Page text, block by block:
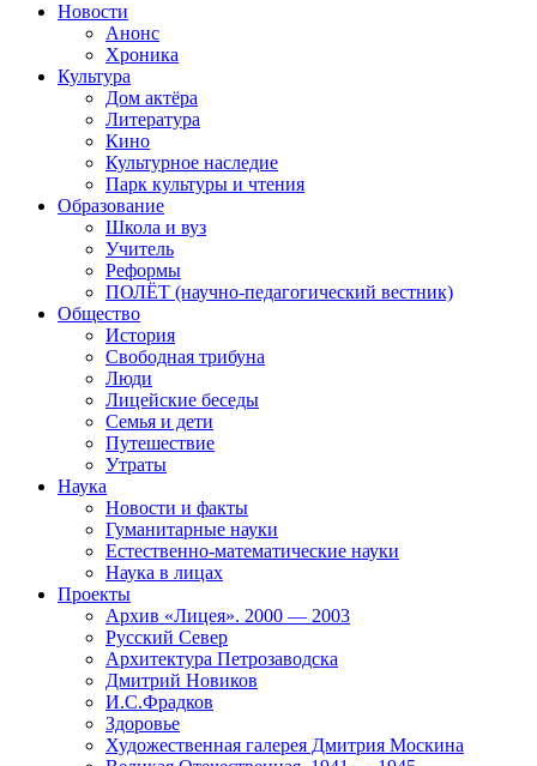
Новости
Анонс
Хроника
Культура
Дом актёра
Литература
Кино
Культурное наследие
Парк культуры и чтения
Образование
Школа и вуз
Учитель
Реформы
ПОЛЁТ (научно-педагогический вестник)
Общество
История
Свободная трибуна
Люди
Лицейские беседы
Семья и дети
Путешествие
Утраты
Наука
Новости и факты
Гуманитарные науки
Естественно-математические науки
Наука в лицах
Проекты
Архив «Лицея». 2000 — 2003
Русский Север
Архитектура Петрозаводска
Дмитрий Новиков
И.С.Фрадков
Здоровье
Художественная галерея Дмитрия Москина